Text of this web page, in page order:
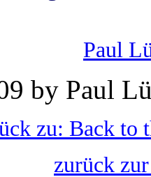
Paul
by Paul
zu: Back to
zurück